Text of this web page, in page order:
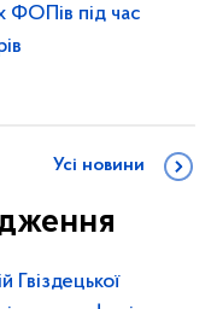
ФОПів під час
Усі новини
Гвіздецької